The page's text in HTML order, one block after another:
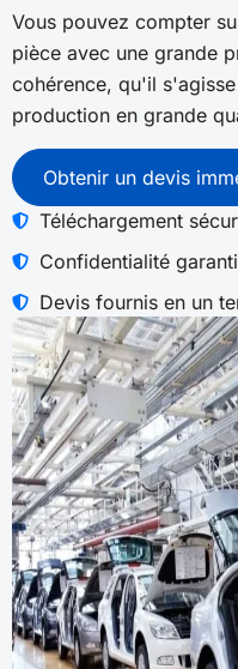
Vous pouvez compter
pièce avec une grande
cohérence, qu'il
production en grande
Obtenir un devis
Téléchargement
Confidentialité
Devis fournis en un